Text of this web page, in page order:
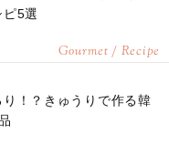
5選
Gourmet / Recipe
！？きゅうりで作る韓